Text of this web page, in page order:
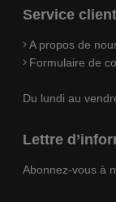
Service
A propos de
Formulaire de
Du lundi au
Lettre
Abonnez-vous à